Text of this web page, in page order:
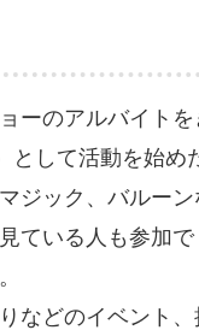
ーのアルバイト
として活動を始め
ジック、バルー
ている人も参加
などのイベント